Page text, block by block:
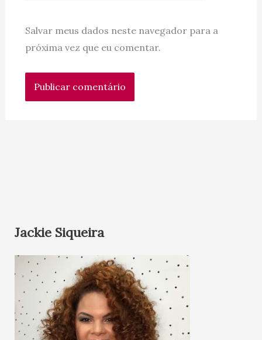
Salvar meus dados neste navegador para a
próxima vez que eu comentar.
Jackie Siqueira